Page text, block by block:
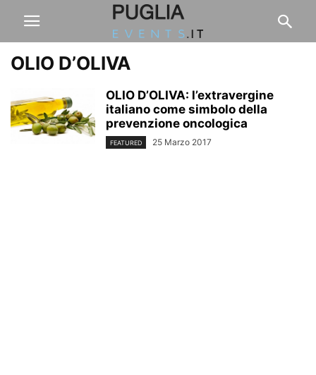
OLIO D’OLIVA
OLIO D’OLIVA: l’extravergine
italiano come simbolo della
prevenzione oncologica
FEATURED 25 Marzo 2017